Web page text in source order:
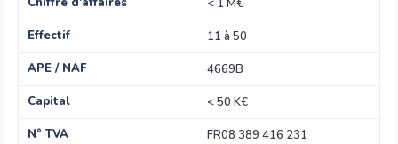
< 1 M€
Effectif
11 à 50
APE / NAF
4669B
Capital
< 50 K€
N° TVA
FR08 389 416 231